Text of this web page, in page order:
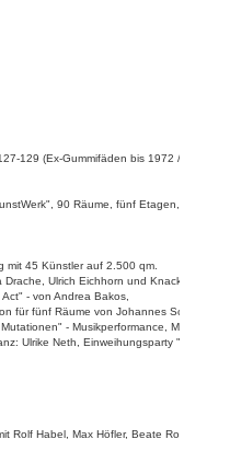
129 (Ex-Gummifäden bis 1972 / Ex-BBZ
90 Räume, fünf Etagen, 7.500 qm
mit 45 Künstler auf 2.500 qm.
Ulrich Eichhorn und Knacki Deuser,
- von Andrea Bakos,
für fünf Räume von Johannes Schmidt -
- Musikperformance, Max Höfler
Ulrike Neth, Einweihungsparty "Cosmic-
Rolf Habel, Max Höfler, Beate Ronig,